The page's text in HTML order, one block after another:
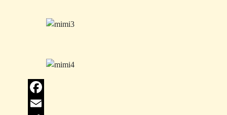
Facebook